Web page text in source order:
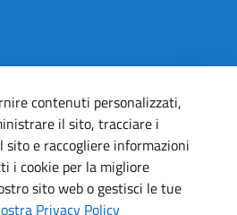
Linkedin
contenuti personalizzati,
il sito, tracciare i
e raccogliere informazioni
i cookie per la migliore
sito web o gestisci le tue
Privacy Policy